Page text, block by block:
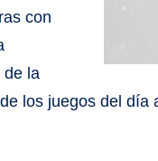
con
de la
los juegos del día